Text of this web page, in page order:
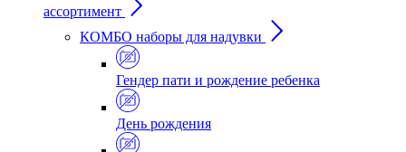
ассортимент
КОМБО наборы для надувки
Гендер пати и рождение ребенка
День рождения